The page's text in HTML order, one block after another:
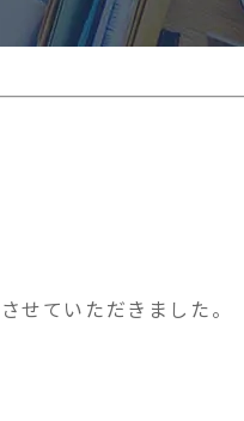
せていただきました。